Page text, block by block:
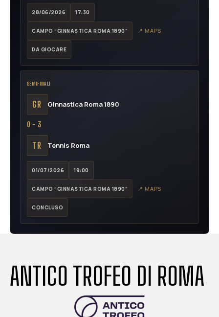
28/06/2026 17:30
CAMPO “GINNASTICA ROMA 1890” 📍 MAPS
DA GIOCARE
SEMIFINALI
GR Ginnastica Roma 1890
0 - 3
TR Tennis Roma
01/07/2026 19:00
CAMPO “GINNASTICA ROMA 1890” 📍 MAPS
CONCLUSO
ANTICO TROFEO DI ROMA